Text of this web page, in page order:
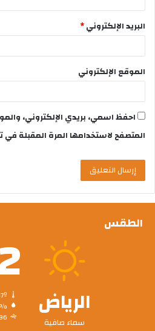
البريد الإلكتروني*
الموقع الإلكتروني
احفظ اسمي، بريدي الإلكتروني،
المتصفح لاستخدامها المرة المقبلة في
الطقس
الرياض
سماء صافية
2.96